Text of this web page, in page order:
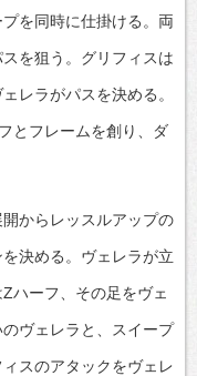
を同時に仕掛ける。両
を狙う。グリフィスは
レラがパスを決める。
とフレームを創り、ダ
からレッスルアップの
決める。ヴェレラが立
ハーフ、その足をヴェ
ヴェレラと、スイープ
スのアタックをヴェレ